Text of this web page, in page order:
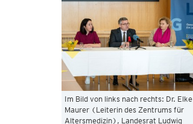
Im Bild von links nach rechts: Dr. Elke
Maurer (Leiterin des Zentrums für
Altersmedizin), Landesrat Ludwig